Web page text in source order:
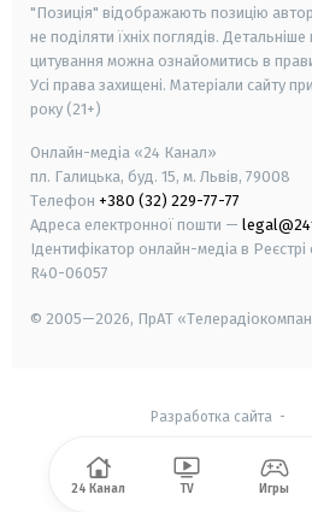
"Позиція" відображають позицію
не поділяти їхніх поглядів.
цитування можна ознайомитись в
Усі права захищені. Матеріали сайту
року (21+)
Онлайн-медіа «24 Канал»
пл. Галицька, буд. 15, м. Львів, 79008
Телефон +380 (32) 229-77-77
Адреса електронної пошти —
Ідентифікатор онлайн-медіа в Реєстрі
R40-06057
© 2005—2026, ПрАТ
Разработка сайта -
24 Канал TV Игры